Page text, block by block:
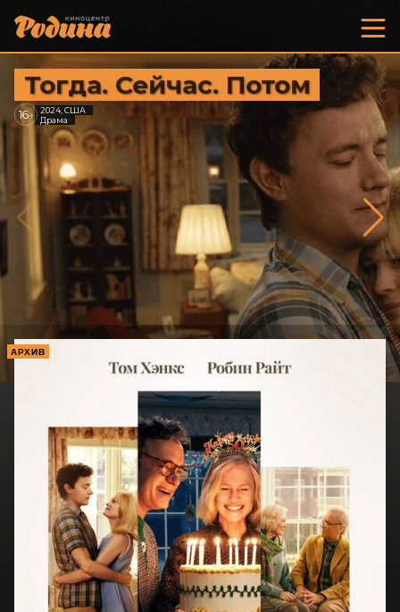
Тогда. Сейчас. Потом
16+
2024, США
Драма
АРХИВ